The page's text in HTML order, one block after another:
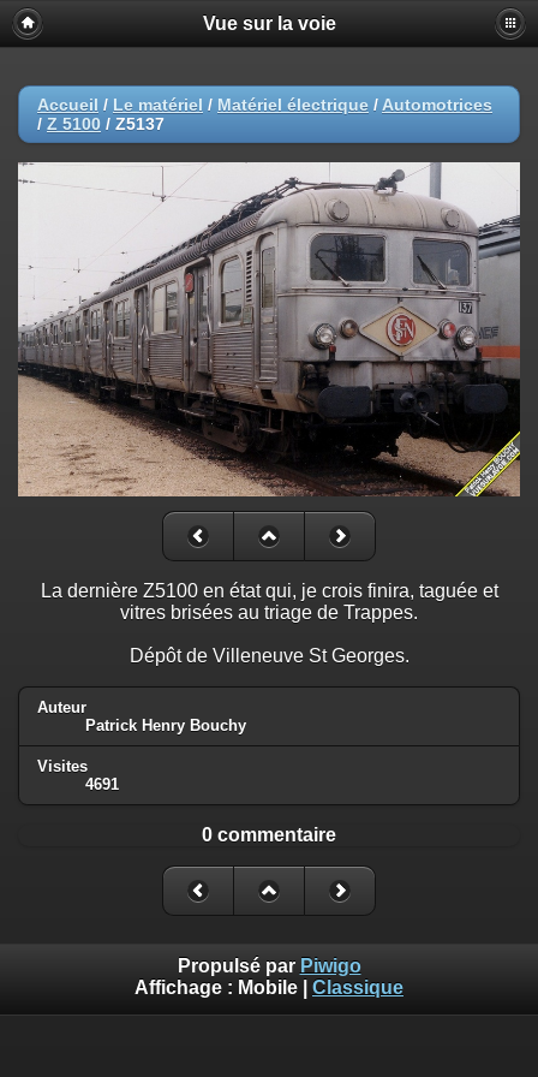
Vue sur la voie
Accueil / Le matériel / Matériel électrique / Automotrices
/ Z 5100 / Z5137
La dernière Z5100 en état qui, je crois finira, taguée et
vitres brisées au triage de Trappes.
Dépôt de Villeneuve St Georges.
Auteur
Patrick Henry Bouchy
Visites
4691
0 commentaire
Propulsé par Piwigo
Affichage : Mobile Classique